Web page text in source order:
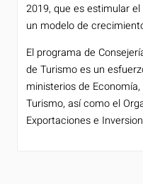
2019, que es estimular
un modelo de
El programa de
de Turismo es un
ministerios de
Turismo, así como el
Exportaciones e